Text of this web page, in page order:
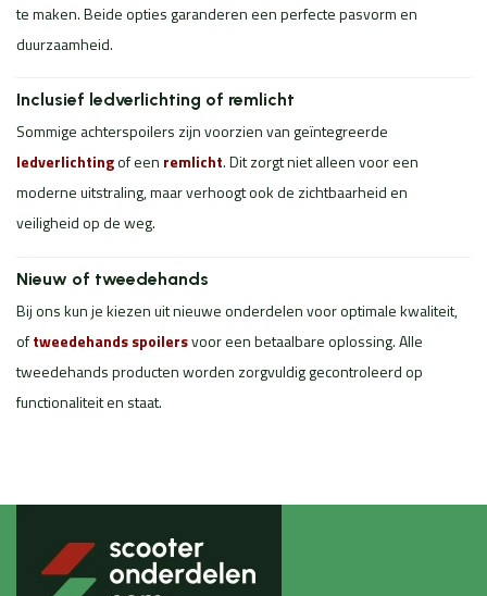
te maken. Beide opties garanderen een perfecte pasvorm en
duurzaamheid.
Inclusief ledverlichting of remlicht
Sommige achterspoilers zijn voorzien van geïntegreerde
ledverlichtingof een remlicht. Dit zorgt niet alleen voor een
moderne uitstraling, maar verhoogt ook de zichtbaarheid en
veiligheid op de weg.
Nieuw of tweedehands
Bij ons kun je kiezen uit nieuwe onderdelen voor optimale kwaliteit,
oftweedehands spoilersvoor een betaalbare oplossing. Alle
tweedehands producten worden zorgvuldig gecontroleerd op
functionaliteit en staat.